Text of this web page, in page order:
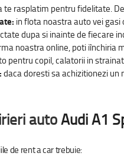
te rasplatim pentru fidelitate.
in flota noastra auto vei
dupa si inainte de fiecare
noastra online, poti iînchiria
pentru copil, calatorii in
daca doresti sa achizitionezi
autoAudi A1
de rent a car trebuie: